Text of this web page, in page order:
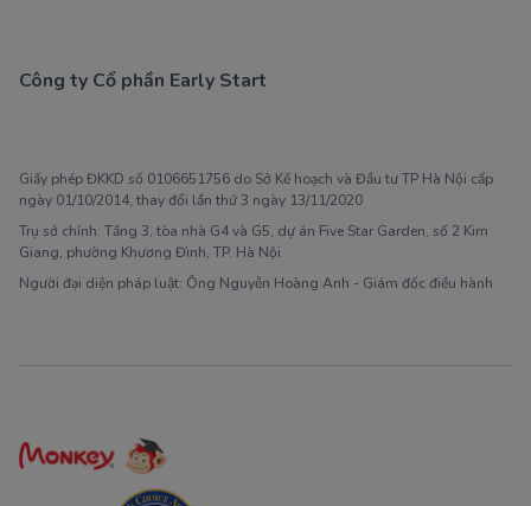
Công ty Cổ phần Early Start
Giấy phép ĐKKD số 0106651756 do Sở Kế hoạch và Đầu tư TP Hà Nội cấp
ngày 01/10/2014, thay đổi lần thứ 3 ngày 13/11/2020
Trụ sở chính: Tầng 3, tòa nhà G4 và G5, dự án Five Star Garden, số 2 Kim
Giang, phường Khương Đình, TP. Hà Nội
Người đại diện pháp luật: Ông Nguyễn Hoàng Anh - Giám đốc điều hành